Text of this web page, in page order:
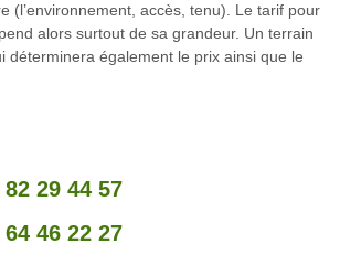
(l’environnement, accès, tenu). Le tarif pour
alors surtout de sa grandeur. Un terrain
déterminera également le prix ainsi que le
82 29 44 57
64 46 22 27